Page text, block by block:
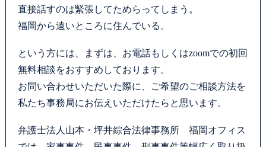
弁護士ブログ
サマークラーク・ウィンタークラーク募集
お問い合わせフォーム
直接話すのは緊張してためらってしまう。
福岡から遠いところに住んでいる。
という方には、まずは、お電話もしくはzoomでの初回
無料相談をおすすめしております。
お問い合わせいただいた際に、ご希望のご相談方法を
私たち事務局にお伝えいただけたらと思います。
弁護士法人山本・坪井綜合法律事務所 福岡オフィス